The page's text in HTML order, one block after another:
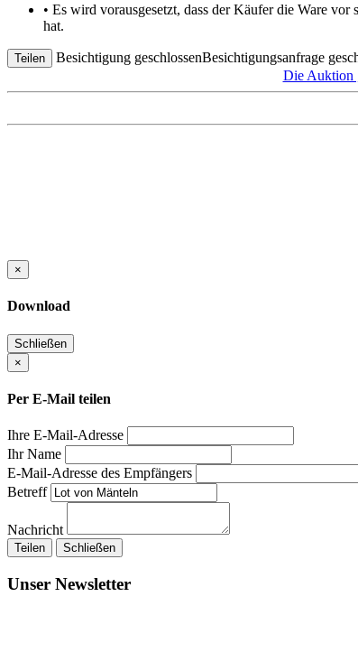
• Es wird vorausgesetzt, dass der Käufer die Ware
hat.
Teilen Besichtigung geschlossenBesichtigungsanfrage
Die Auktion
×
Download
Schließen
×
Per E-Mail teilen
Ihre E-Mail-Adresse
Ihr Name
E-Mail-Adresse des Empfängers
Betreff
Nachricht
Teilen Schließen
Unser Newsletter